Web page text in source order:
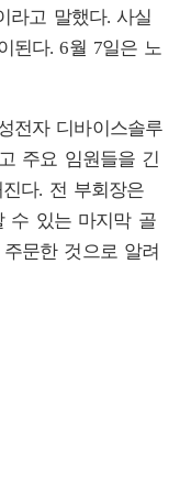
라고 말했다. 사실
된다. 6월 7일은 노
전자 디바이스솔루
주요 임원들을 긴
다. 전 부회장은
수 있는 마지막 골
문한 것으로 알려